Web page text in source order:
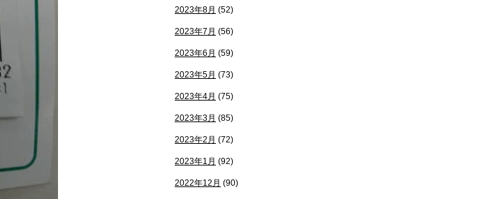
2023年8月 (52)
2023年7月 (56)
2023年6月 (59)
2023年5月 (73)
2023年4月 (75)
2023年3月 (85)
2023年2月 (72)
2023年1月 (92)
2022年12月 (90)